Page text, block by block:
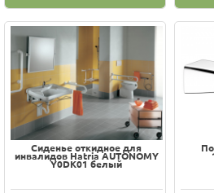
Сиденье откидное для
инвалидов Hatria AUTONOMY
Y0DK01 белый